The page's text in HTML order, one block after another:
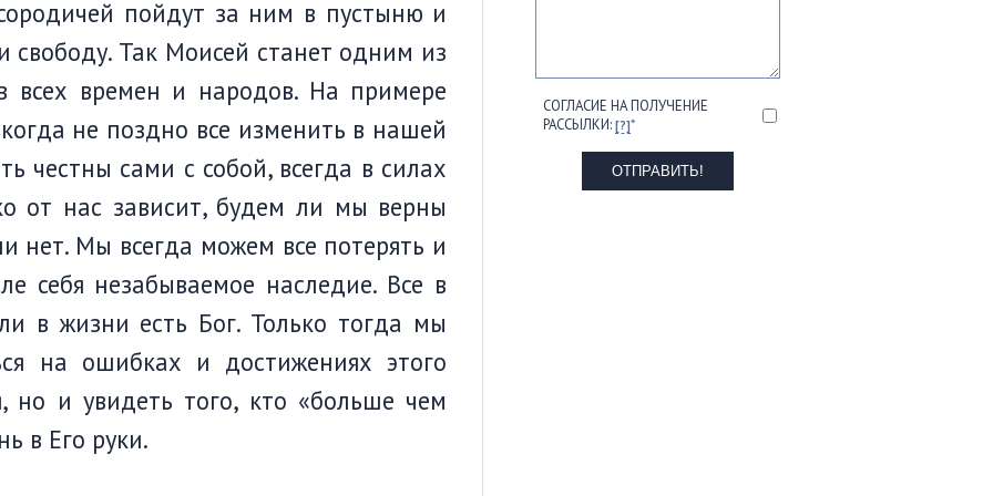
пойдут за ним в пустыню и
свободу. Так Моисей станет одним из
всех времен и народов. На примере
не поздно все изменить в нашей
честны сами с собой, всегда в силах
от нас зависит, будем ли мы верны
нет. Мы всегда можем все потерять и
себя незабываемое наследие. Все в
в жизни есть Бог. Только тогда мы
на ошибках и достижениях этого
но и увидеть того, кто «больше чем
в Его руки.
СОГЛАСИЕ НА ПОЛУЧЕНИЕ
РАССЫЛКИ: [?]*